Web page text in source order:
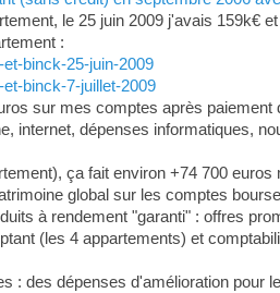
le 25 juin 2009 j'avais 159k€ et
:
binck-25-juin-2009
binck-7-juillet-2009
sur mes comptes après
internet, dépenses informatiques,
ça fait environ +74 700
global sur les comptes
à rendement "garanti" : offres
(les 4 appartements) et
: des dépenses d'amélioration pour